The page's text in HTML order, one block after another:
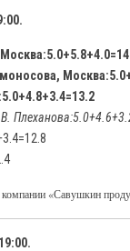
«Савушкин